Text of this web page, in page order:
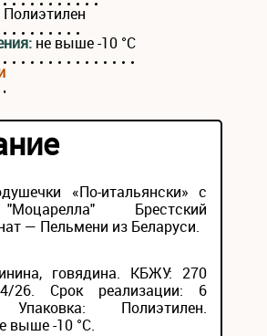
Полиэтилен
не выше -10 °С
«По-итальянски» с
Брестский
— Пельмени из Беларуси.
говядина. КБЖУ: 270
26. Срок реализации: 6
Полиэтилен.
выше -10 °С.